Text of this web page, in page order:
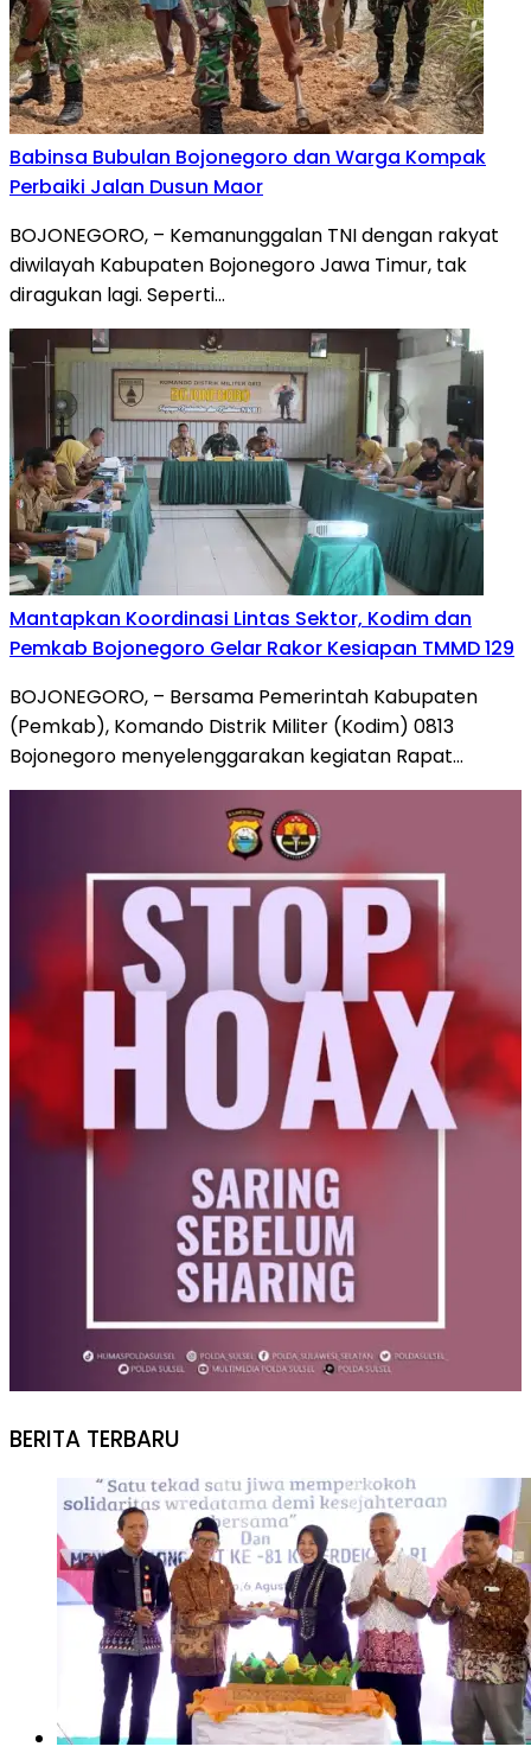
Babinsa Bubulan Bojonegoro dan Warga Kompak
Perbaiki Jalan Dusun Maor
BOJONEGORO, – Kemanunggalan TNI dengan rakyat
diwilayah Kabupaten Bojonegoro Jawa Timur, tak
diragukan lagi. Seperti…
Mantapkan Koordinasi Lintas Sektor, Kodim dan
Pemkab Bojonegoro Gelar Rakor Kesiapan TMMD 129
BOJONEGORO, – Bersama Pemerintah Kabupaten
(Pemkab), Komando Distrik Militer (Kodim) 0813
Bojonegoro menyelenggarakan kegiatan Rapat…
BERITA TERBARU